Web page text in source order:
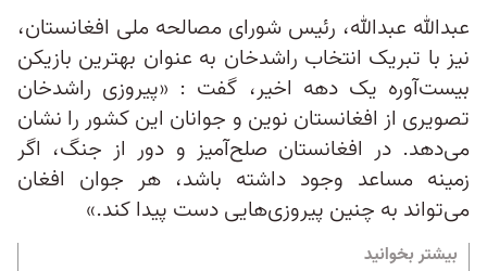
عبدالله عبدالله، رئیس شورای مصالحه ملی افغانستان،
نیز با تبریک انتخاب راشدخان به عنوان بهترین بازیکن
بیست‌آوره یک دهه اخیر، گفت : «پیروزی راشدخان
تصویری از افغانستان نوین و جوانان این کشور را نشان
می‌دهد. در افغانستان صلح‌آمیز و دور از جنگ، اگر
زمینه مساعد وجود داشته باشد، هر جوان افغان
می‌تواند به چنین پیروزی‌هایی دست پیدا کند.»
بیشتر بخوانید